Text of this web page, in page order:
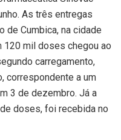
As três entregas
de Cumbica, na cidade
120 mil doses chegou ao
carregamento,
correspondente a um
3 de dezembro. Já a
doses, foi recebida no